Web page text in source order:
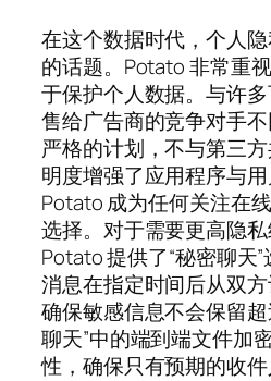
在这个数据时代，个人
的话题。Potato 非常重
于保护个人数据。与许
售给广告商的竞争对手
严格的计划，不与第三
明度增强了应用程序与
Potato 成为任何关注在
选择。对于需要更高隐私
Potato 提供了“秘密聊天
消息在指定时间后从双
确保敏感信息不会保留
聊天”中的端到端文件加
性，确保只有预期的收件